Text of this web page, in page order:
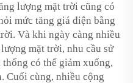
lượng mặt trời cũng có
mức tăng giá điện bằng
Và khi ngày càng nhiều
mặt trời, nhu cầu sử
có thể giảm xuống,
Cuối cùng, nhiều cộng